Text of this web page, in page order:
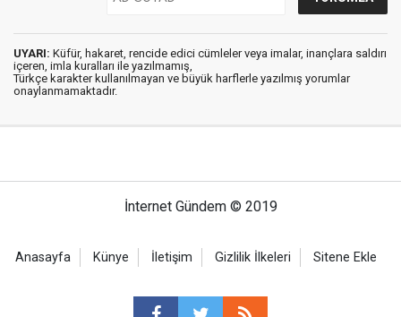
UYARI: Küfür, hakaret, rencide edici cümleler veya imalar, inançlara saldırı
içeren, imla kuralları ile yazılmamış,
Türkçe karakter kullanılmayan ve büyük harflerle yazılmış yorumlar
onaylanmamaktadır.
İnternet Gündem © 2019
Anasayfa Künye İletişim Gizlilik İlkeleri Sitene Ekle